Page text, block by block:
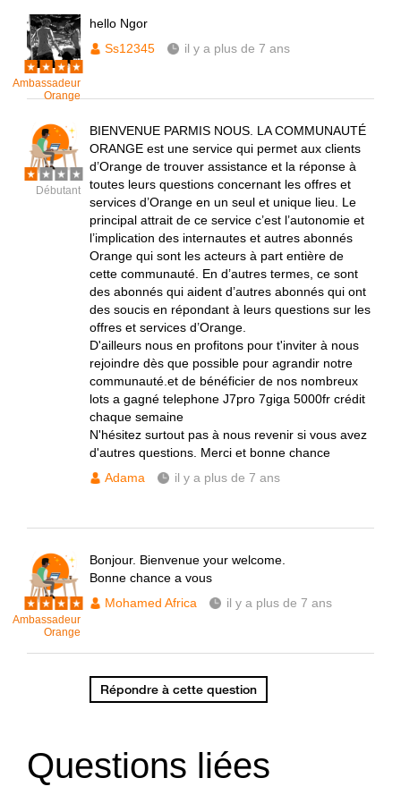
Ambassadeur
Orange
hello Ngor
Ss12345
il y a plus de 7 ans
Débutant
BIENVENUE PARMIS NOUS. LA COMMUNAUTÉ
ORANGE est une service qui permet aux clients
d’Orange de trouver assistance et la réponse à
toutes leurs questions concernant les offres et
services d’Orange en un seul et unique lieu. Le
principal attrait de ce service c’est l’autonomie et
l’implication des internautes et autres abonnés
Orange qui sont les acteurs à part entière de
cette communauté. En d’autres termes, ce sont
des abonnés qui aident d’autres abonnés qui ont
des soucis en répondant à leurs questions sur les
offres et services d’Orange.
D'ailleurs nous en profitons pour t'inviter à nous
rejoindre dès que possible pour agrandir notre
communauté.et de bénéficier de nos nombreux
lots a gagné telephone J7pro 7giga 5000fr crédit
chaque semaine
N'hésitez surtout pas à nous revenir si vous avez
d'autres questions. Merci et bonne chance
Adama
il y a plus de 7 ans
Ambassadeur
Orange
Bonjour. Bienvenue your welcome.
Bonne chance a vous
Mohamed Africa
il y a plus de 7 ans
Répondre à cette question
Questions liées